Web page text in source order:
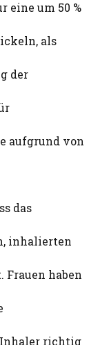
eine um 50 %
als
der
aufgrund von
das
inhalierten
haben
Inhaler richtig